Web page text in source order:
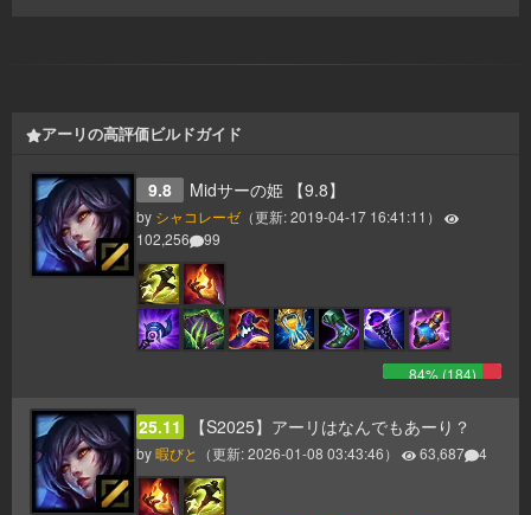
アーリの高評価ビルドガイド
9.8 Midサーの姫 【9.8】
by シャコレーゼ （更新:2019-04-17 16:41:11 ）
102,256
99
84% (184)
25.11 【S2025】アーリはなんでもあーり？
by暇びと （更新:2026-01-08 03:43:46） 63,687 4